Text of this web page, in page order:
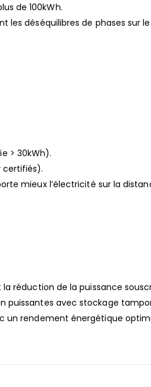
de 100kWh.
déséquilibres de phases sur
> 30kWh).
certifiés).
mieux l’électricité sur la
réduction de la puissance
puissantes avec stockage
un rendement énergétique